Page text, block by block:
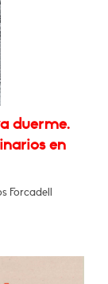
duerme.
en
Forcadell